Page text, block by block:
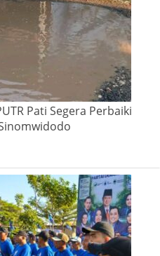
Pati Segera Perbaiki